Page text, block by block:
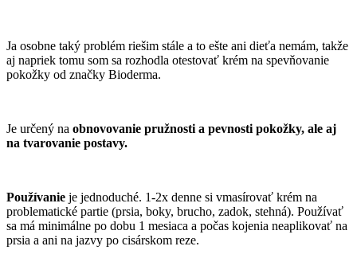
Ja osobne taký problém riešim stále a to ešte ani dieťa nemám, takže
aj napriek tomu som sa rozhodla otestovať krém na spevňovanie
pokožky od značky Bioderma.
Je určený na obnovovanie pružnosti a pevnosti pokožky, ale aj
na tvarovanie postavy.
Používanie je jednoduché. 1-2x denne si vmasírovať krém na
problematické partie (prsia, boky, brucho, zadok, stehná). Používať
sa má minimálne po dobu 1 mesiaca a počas kojenia neaplikovať na
prsia a ani na jazvy po cisárskom reze.